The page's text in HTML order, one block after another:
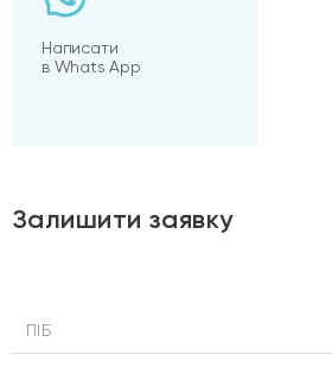
Написати
в Whats App
Залишити заявку